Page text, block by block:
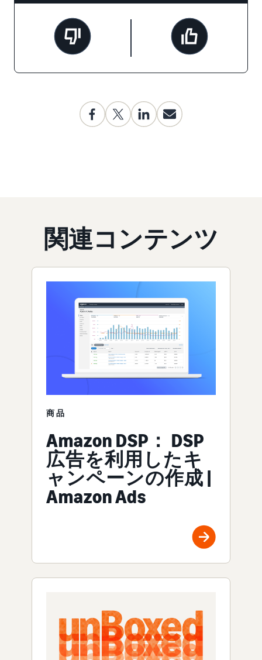
関連コンテンツ
商品
Amazon DSP： DSP
広告を利用したキ
ャンペーンの作成 |
Amazon Ads